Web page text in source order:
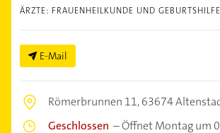
ÄRZTE: FRAUENHEILKUNDE UND
E-Mail
Römerbrunnen 11,63674
Geschlossen –Öffnet Montag um